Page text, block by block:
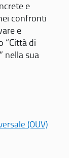
e
confronti
e
“Città di
nella sua
(OUV)